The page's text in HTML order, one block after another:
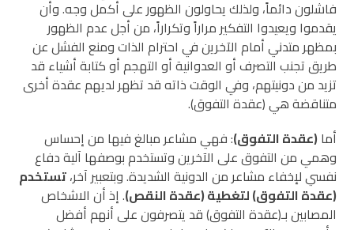
فاشلون دائماً، ولذلك يحاولون الظهور على أكمل وجه. وأن
يقدموا ويعيدوا التفكير مراراً وتكراراً، من أجل عدم الظهور
بمظهر متدني أمام الآخرين في احترام الذات ومنع الفشل عن
طريق تجنب التصرف أو العدوانية أو التهجم أو كتابة أشياء قد
تزيد من دونيتهم، وفي الوقت ذاته قد تظهر لديهم عقدة أخرى
متناقضة هي (عقدة التفوق).
أما (عقدة التفوق): فهي مشاعر مبالغ فيها من إحساس
وهمي من التفوق على الآخرين وتستخدم بوصفها آلية دفاع
نفسي لإخفاء مشاعر من الدونية الشديدة. وبتعبير آخر،تستخدم
(عقدة التفوق) لتغطية (عقدة النقص). إذ أن الاشخاص
المصابين بـ(عقدة التفوق) قد يتصرفون على أنهم أفضل